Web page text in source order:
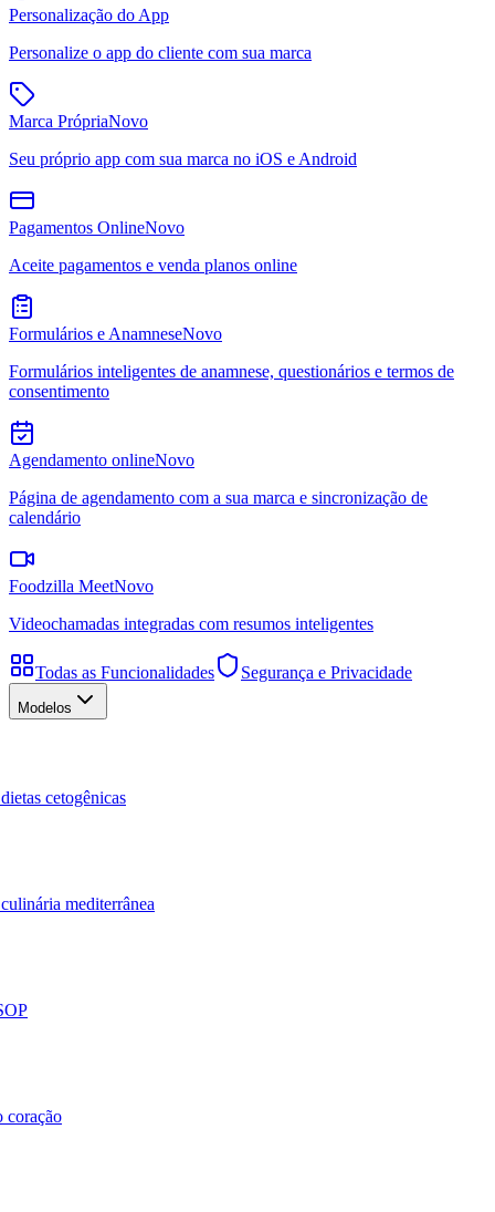
Personalização do App
Personalize o app do cliente com sua marca
Marca PrópriaNovo
Seu próprio app com sua marca no iOS e Android
Pagamentos OnlineNovo
Aceite pagamentos e venda planos online
Formulários e AnamneseNovo
Formulários inteligentes de anamnese, questionários e termos de
consentimento
Agendamento onlineNovo
Página de agendamento com a sua marca e sincronização de
calendário
Foodzilla MeetNovo
Videochamadas integradas com resumos inteligentes
Todas as Funcionalidades Segurança e Privacidade
Modelos
cetogênicas
mediterrânea
coração